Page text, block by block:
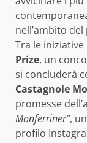
nell’ambito
Tra le
Prize, un
si concluderà
Castagnole
promesse
Monferriner”,
profilo